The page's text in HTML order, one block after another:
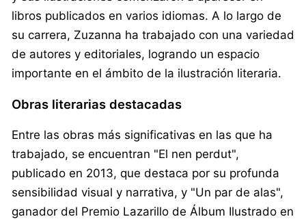
libros publicados en varios idiomas. A lo largo de
su carrera, Zuzanna ha trabajado con una variedad
de autores y editoriales, logrando un espacio
importante en el ámbito de la ilustración literaria.
Obras literarias destacadas
Entre las obras más significativas en las que ha
trabajado, se encuentran "El nen perdut",
publicado en 2013, que destaca por su profunda
sensibilidad visual y narrativa, y "Un par de alas",
ganador del Premio Lazarillo de Álbum Ilustrado en